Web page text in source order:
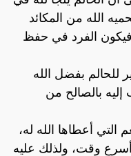
الله من المكائد
الفرد في حفظ
للحالم بفضل الله
بالصالح من
التي أعطاها الله له،
وقت، ولذلك عليه